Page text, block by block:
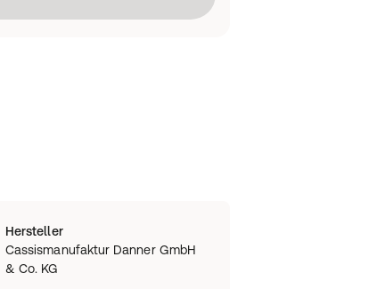
Hersteller
Cassismanufaktur Danner GmbH
& Co. KG